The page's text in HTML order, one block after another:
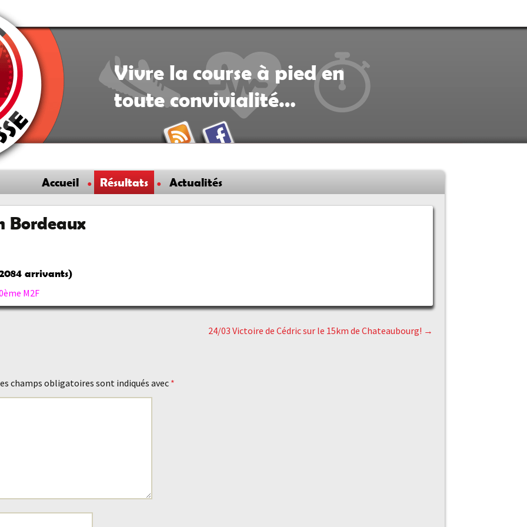
Vivre la course à pied en
toute convivialité…
Accueil Résultats Actualités
Bordeaux
arrivants)
M2F
24/03 Victoire de Cédric sur le 15km de Chateaubourg! →
champs obligatoires sont indiqués avec *